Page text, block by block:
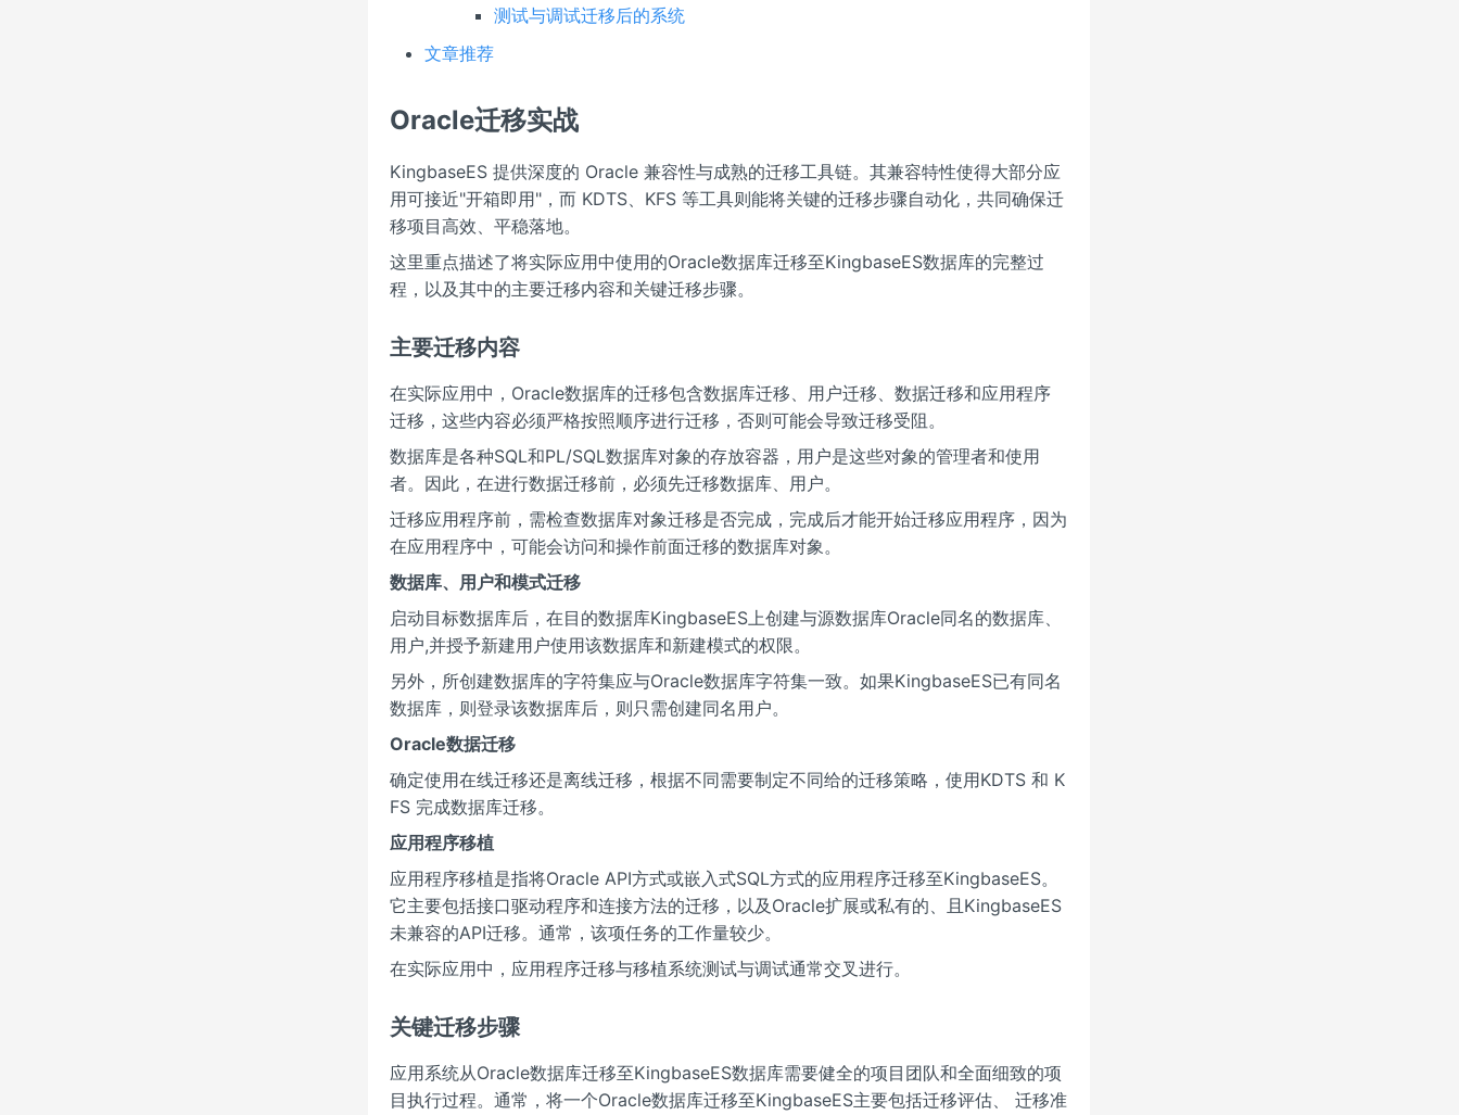
测试与调试迁移后的系统
文章推荐
Oracle迁移实战
KingbaseES 提供深度的 Oracle 兼容性与成熟的迁移工具链。其兼容特性使得大部分应
用可接近"开箱即用"，而 KDTS、KFS 等工具则能将关键的迁移步骤自动化，共同确保迁
移项目高效、平稳落地。
这里重点描述了将实际应用中使用的Oracle数据库迁移至KingbaseES数据库的完整过
程，以及其中的主要迁移内容和关键迁移步骤。
主要迁移内容
在实际应用中，Oracle数据库的迁移包含数据库迁移、用户迁移、数据迁移和应用程序
迁移，这些内容必须严格按照顺序进行迁移，否则可能会导致迁移受阻。
数据库是各种SQL和PL/SQL数据库对象的存放容器，用户是这些对象的管理者和使用
者。因此，在进行数据迁移前，必须先迁移数据库、用户。
迁移应用程序前，需检查数据库对象迁移是否完成，完成后才能开始迁移应用程序，因为
在应用程序中，可能会访问和操作前面迁移的数据库对象。
数据库、用户和模式迁移
启动目标数据库后，在目的数据库KingbaseES上创建与源数据库Oracle同名的数据库、
用户,并授予新建用户使用该数据库和新建模式的权限。
另外，所创建数据库的字符集应与Oracle数据库字符集一致。如果KingbaseES已有同名
数据库，则登录该数据库后，则只需创建同名用户。
Oracle数据迁移
确定使用在线迁移还是离线迁移，根据不同需要制定不同给的迁移策略，使用KDTS 和 K
FS 完成数据库迁移。
应用程序移植
应用程序移植是指将Oracle API方式或嵌入式SQL方式的应用程序迁移至KingbaseES。
它主要包括接口驱动程序和连接方法的迁移，以及Oracle扩展或私有的、且KingbaseES
未兼容的API迁移。通常，该项任务的工作量较少。
在实际应用中，应用程序迁移与移植系统测试与调试通常交叉进行。
关键迁移步骤
应用系统从Oracle数据库迁移至KingbaseES数据库需要健全的项目团队和全面细致的项
目执行过程。通常，将一个Oracle数据库迁移至KingbaseES主要包括迁移评估、 迁移准